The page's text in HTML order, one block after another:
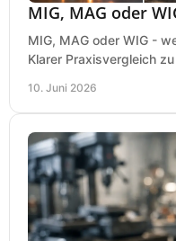
MIG, MAG oder
MIG, MAG oder WIG -
Klarer Praxisvergleich
10. Juni 2026